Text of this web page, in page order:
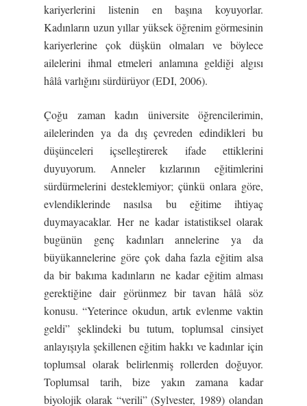
kariyerlerini listenin en başına koyuyorlar.
Kadınların uzun yıllar yüksek öğrenim görmesinin
kariyerlerine çok düşkün olmaları ve böylece
ailelerini ihmal etmeleri anlamına geldiği algısı
hâlâ varlığını sürdürüyor (EDI, 2006).
Çoğu zaman kadın üniversite öğrencilerimin,
ailelerinden ya da dış çevreden edindikleri bu
düşünceleri içselleştirerek ifade ettiklerini
duyuyorum. Anneler kızlarının eğitimlerini
sürdürmelerini desteklemiyor; çünkü onlara göre,
evlendiklerinde nasılsa bu eğitime ihtiyaç
duymayacaklar. Her ne kadar istatistiksel olarak
bugünün genç kadınları annelerine ya da
büyükannelerine göre çok daha fazla eğitim alsa
da bir bakıma kadınların ne kadar eğitim alması
gerektiğine dair görünmez bir tavan hâlâ söz
konusu. “Yeterince okudun, artık evlenme vaktin
geldi” şeklindeki bu tutum, toplumsal cinsiyet
anlayışıyla şekillenen eğitim hakkı ve kadınlar için
toplumsal olarak belirlenmiş rollerden doğuyor.
Toplumsal tarih, bize yakın zamana kadar
biyolojik olarak “verili” (Sylvester, 1989) olandan